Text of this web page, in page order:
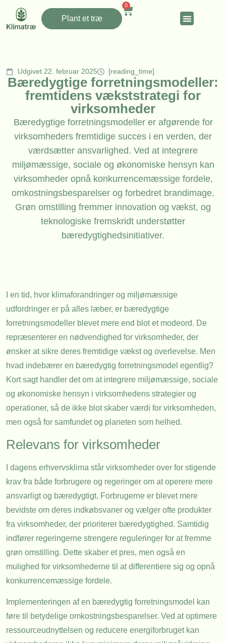
Plant et træ
0
Udgivet 22. februar 2025 [reading_time]
Bæredygtige forretningsmodeller:
fremtidens vækststrategi for
virksomheder
Bæredygtige forretningsmodeller er afgørende for
virksomheders fremtidige succes i en verden, der
værdsætter ansvarlighed. Ved at integrere
miljømæssige, sociale og økonomiske hensyn kan
virksomheder opnå konkurrencemæssige fordele,
omkostningsbesparelser og forbedret brandimage.
Grøn omstilling fremmer innovation og vækst, og
teknologiske fremskridt understøtter
bæredygtighedsinitiativer.
I en tid, hvor klimaforandringer og miljømæssige
udfordringer er på alles læber, er bæredygtige
forretningsmodeller blevet mere end blot et modeord. De
repræsenterer en nødvendighed for virksomheder, der
ønsker at sikre deres fremtidige vækst og overlevelse. Men
hvad indebærer en bæredygtig forretningsmodel egentlig?
Kort sagt handler det om at integrere miljømæssige, sociale
og økonomiske hensyn i virksomhedens strategier og
operationer, så de ikke blot skaber værdi for virksomheden,
men også for samfundet og planeten som helhed.
Relevans for virksomheder
I dagens erhvervsklima står virksomheder over for stigende
krav fra både forbrugere og regeringer om at operere mere
ansvarligt og bæredygtigt. Forbrugerne er blevet mere
bevidste om deres indkøbsvaner og vælger ofte produkter
fra virksomheder, der prioriterer bæredygtighed. Samtidig
indfører regeringerne strengere reguleringer for at fremme
grøn omstilling. Dette skaber et pres, men også en
mulighed for virksomhederne til at differentiere sig og opnå
konkurrencemæssige fordele.
Implementeringen af en bæredygtig forretningsmodel kan
føre til betydelige omkostningsbesparelser. Ved at optimere
ressourceudnyttelsen og reducere energiforbruget kan